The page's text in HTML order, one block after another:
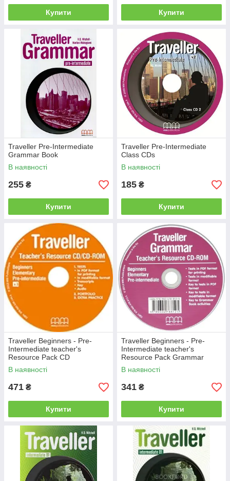
Купити Купити
Traveller Pre-Intermediate
Grammar Book
В наявності
255 ₴
Купити
Traveller Pre-Intermediate
Class CDs
В наявності
185 ₴
Купити
Traveller Beginners - Pre-
Intermediate teacher's
Resource Pack CD
В наявності
471 ₴
Купити
Traveller Beginners - Pre-
Intermediate teacher's
Resource Pack Grammar
В наявності
341 ₴
Купити